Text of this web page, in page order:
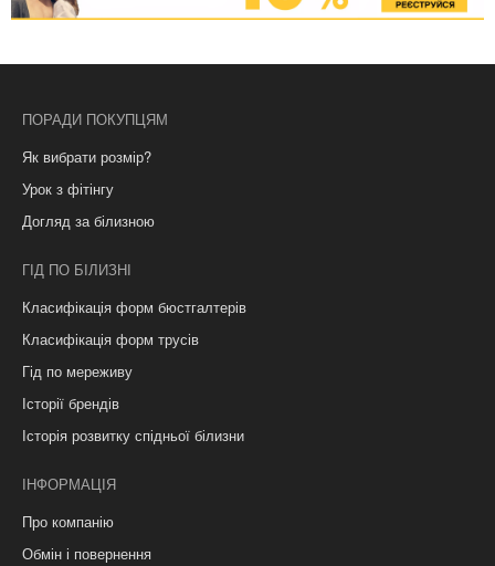
ПОРАДИ ПОКУПЦЯМ
Як вибрати розмір?
Урок з фітінгу
Догляд за білизною
ГІД ПО БІЛИЗНІ
Класифікація форм бюстгалтерів
Класифікація форм трусів
Гід по мереживу
Історії брендів
Історія розвитку спідньої білизни
ІНФОРМАЦІЯ
Про компанію
Обмін і повернення